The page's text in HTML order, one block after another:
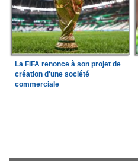
La FIFA renonce à son projet de
création d'une société
commerciale